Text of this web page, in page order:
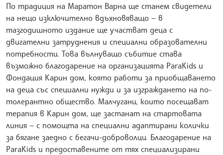
По традиция на Маратон Варна ще станем свидетели
на нещо изключително вдъхновяващо — в
тазгодишното издание ще участват деца с
двигателни затруднения и специални образователни
потребности. Това вълнуващо събитие става
възможно благодарение на организацията ParaKids и
Фондация Карин дом, която работи за приобщаването
на деца със специални нужди и за изграждането на по-
толерантно общество. Малчугани, които посещават
терапия в Карин дом, ще застанат на стартовата
линия — с помощта на специални адаптирани колички
за бягане заедно с бегачи-доброволци. Благодарение на
ParaKids и предоставените от тях специализирани